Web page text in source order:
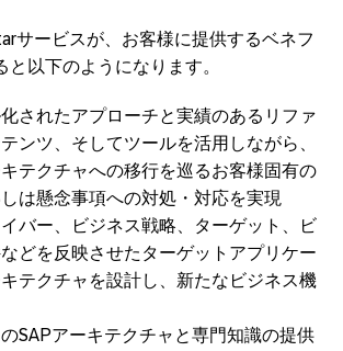
サービスが、お客様に提供するベネフ
と以下のようになります。
されたアプローチと実績のあるリファ
ンツ、そしてツールを活用しながら、
テクチャへの移行を巡るお客様固有の
は懸念事項への対処・対応を実現
バー、ビジネス戦略、ターゲット、ビ
どを反映させたターゲットアプリケー
テクチャを設計し、新たなビジネス機
SAPアーキテクチャと専門知識の提供